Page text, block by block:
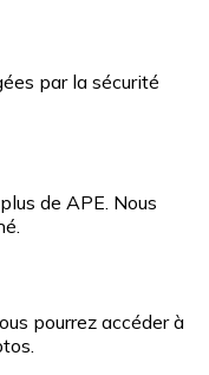
par la sécurité
de APE. Nous
pourrez accéder à